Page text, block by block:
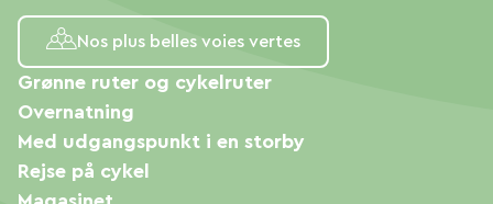
Nos plus belles voies vertes
Grønne ruter og cykelruter
Overnatning
Med udgangspunkt i en storby
Rejse på cykel